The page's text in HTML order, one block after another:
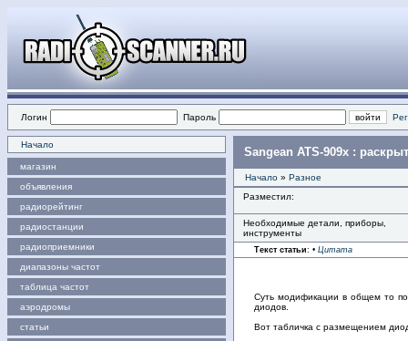
Логин Пароль
Начало
магазин
объявления
радиорейтинг
радиостанции
радиоприемники
диапазоны частот
таблица частот
аэродромы
статьи
Sangean ATS-909x :
Начало » Разное
Разместил:
Необходимые детали, приборы,
инструменты
Текст статьи: • Цитата
Суть модификации в общем то
диодов.
Вот табличка с размещением